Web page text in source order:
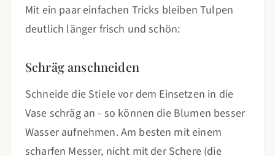
Mit ein paar einfachen Tricks bleiben Tulpen
deutlich länger frisch und schön:
Schräg anschneiden
Schneide die Stiele vor dem Einsetzen in die
Vase schräg an - so können die Blumen besser
Wasser aufnehmen. Am besten mit einem
scharfen Messer, nicht mit der Schere (die